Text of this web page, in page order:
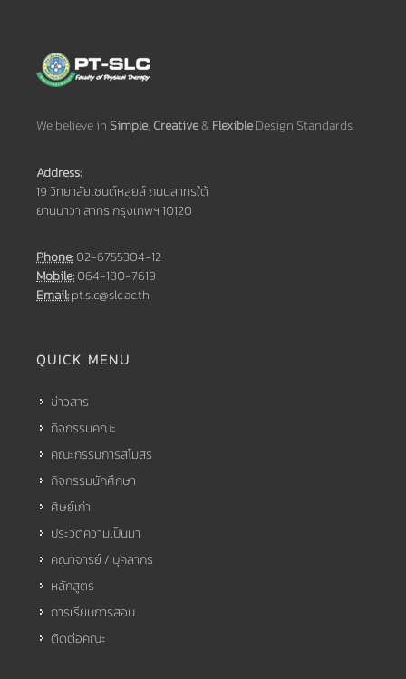
We believe in Simple, Creative&FlexibleDesign Standards.
Address:
19 วิทยาลัยเซนต์หลุยส์ ถนนสาทรใต้
ยานนาวา สาทร กรุงเทพฯ 10120
Phone:02-6755304-12
Mobile:064-180-7619
Email:pt.slc@slc.ac.th
QUICK MENU
ข่าวสาร
กิจกรรมคณะ
คณะกรรมการสโมสร
กิจกรรมนักศึกษา
ศิษย์เก่า
ประวัติความเป็นมา
คณาจารย์ / บุคลากร
หลักสูตร
การเรียนการสอน
ติดต่อคณะ